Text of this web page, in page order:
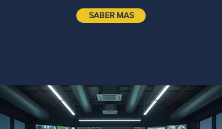
SABER MAS